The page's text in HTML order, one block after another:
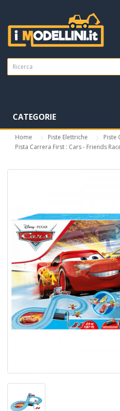
CATEGORIE
Home Piste Elettriche
Piste
Pista Carrera First : Cars - Friends